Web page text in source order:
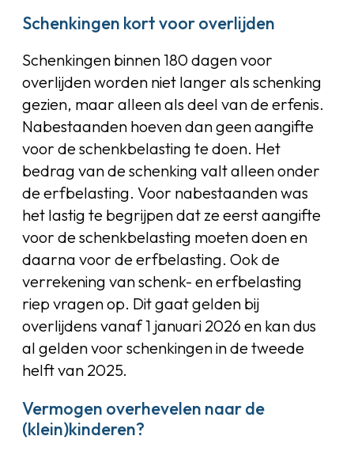
Schenkingen kort voor overlijden
Schenkingen binnen 180 dagen voor
overlijden worden niet langer als schenking
gezien, maar alleen als deel van de erfenis.
Nabestaanden hoeven dan geen aangifte
voor de schenkbelasting te doen. Het
bedrag van de schenking valt alleen onder
de erfbelasting. Voor nabestaanden was
het lastig te begrijpen dat ze eerst aangifte
voor de schenkbelasting moeten doen en
daarna voor de erfbelasting. Ook de
verrekening van schenk- en erfbelasting
riep vragen op. Dit gaat gelden bij
overlijdens vanaf 1 januari 2026 en kan dus
al gelden voor schenkingen in de tweede
helft van 2025.
Vermogen overhevelen naar de
(klein)kinderen?